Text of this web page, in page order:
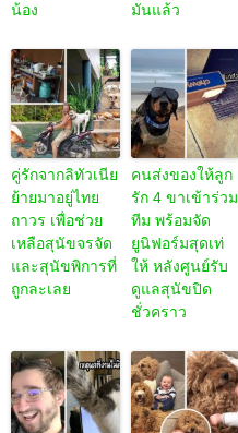
น้อง
มันแล้ว
คู่รักจากลิทัวเนีย
ย้ายมาอยู่ไทย
ถาวร เพื่อช่วย
เหลือสุนัขจรจัด
และสุนัขพิการที่
ถูกละเลย
คนส่งของให้ลูก
รัก 4 ขาเข้าร่วม
ทีม พร้อมจัด
ยูนิฟอร์มสุดเท่
ให้ หลังศูนย์รับ
ดูแลสุนัขปิด
ชั่วคราว